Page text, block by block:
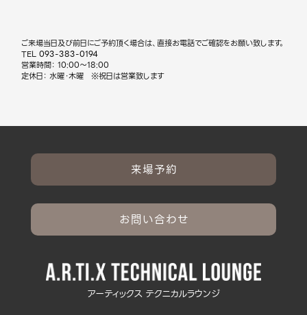
ご来場当日及び前日にご予約頂く場合は、直接お電話でご確認をお願い致します。
TEL093-383-0194
営業時間： 10:00～18:00
定休日： 水曜・木曜 ※祝日は営業致します
来場予約
お問い合わせ
アーティックス テクニカルラウンジ